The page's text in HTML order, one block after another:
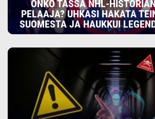
ONKO TÄSSÄ NHL-
PELAAJA? UHKASI HAKATA
SUOMESTA JA HAUKKUI